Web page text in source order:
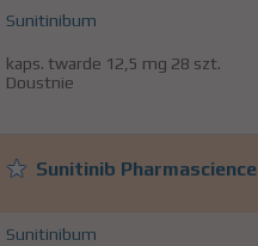
Sunitinibum
kaps. twarde 12,5 mg 28 szt.
Doustnie
Sunitinib Pharmascience
Sunitinibum